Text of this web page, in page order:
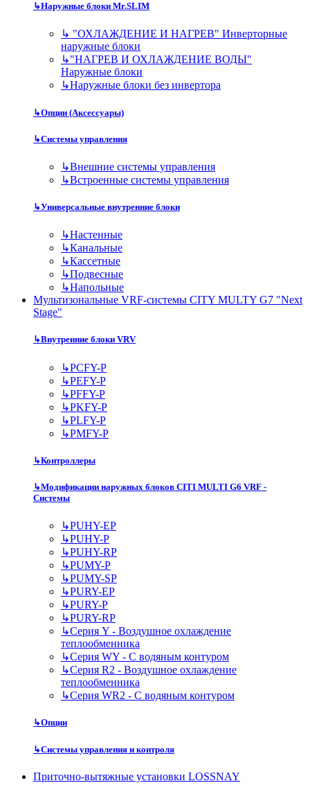
↳Наружные блоки Mr.SLIM
↳ "ОХЛАЖДЕНИЕ И НАГРЕВ" Инверторные
наружные блоки
↳"НАГРЕВ И ОХЛАЖДЕНИЕ ВОДЫ"
Наружные блоки
↳Наружные блоки без инвертора
↳Опции (Аксессуары)
↳Системы управления
↳Внешние системы управления
↳Встроенные системы управления
↳Универсальные внутренние блоки
↳Настенные
↳Канальные
↳Кассетные
↳Подвесные
↳Напольные
Мультизональные VRF-системы CITY MULTY G7 "Next
Stage"
↳Внутренние блоки VRV
↳PCFY-P
↳PEFY-P
↳PFFY-P
↳PKFY-P
↳PLFY-P
↳PMFY-P
↳Контроллеры
↳Модификации наружных блоков CITI MULTI G6 VRF -
Системы
↳PUHY-EP
↳PUHY-P
↳PUHY-RP
↳PUMY-P
↳PUMY-SP
↳PURY-EP
↳PURY-P
↳PURY-RP
↳Серия Y - Воздушное охлаждение
теплообменника
↳Серия WY - С водяным контуром
↳Серия R2 - Воздушное охлаждение
теплообменника
↳Серия WR2 - С водяным контуром
↳Опции
↳Системы управления и контроля
Приточно-вытяжные установки LOSSNAY